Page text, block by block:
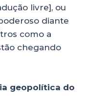
livre], ou
diante
como a
chegando
geopolítica do